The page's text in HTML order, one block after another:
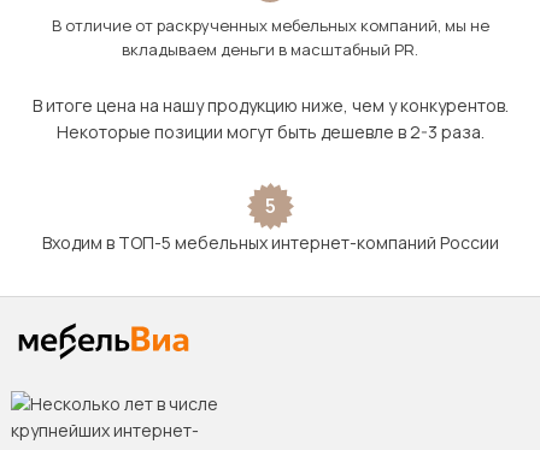
В отличие от раскрученных мебельных компаний, мы не
вкладываем деньги в масштабный PR.
В итоге цена на нашу продукцию ниже, чем у конкурентов.
Некоторые позиции могут быть дешевле в 2-3 раза.
5
Входим в ТОП-5 мебельных интернет-компаний России